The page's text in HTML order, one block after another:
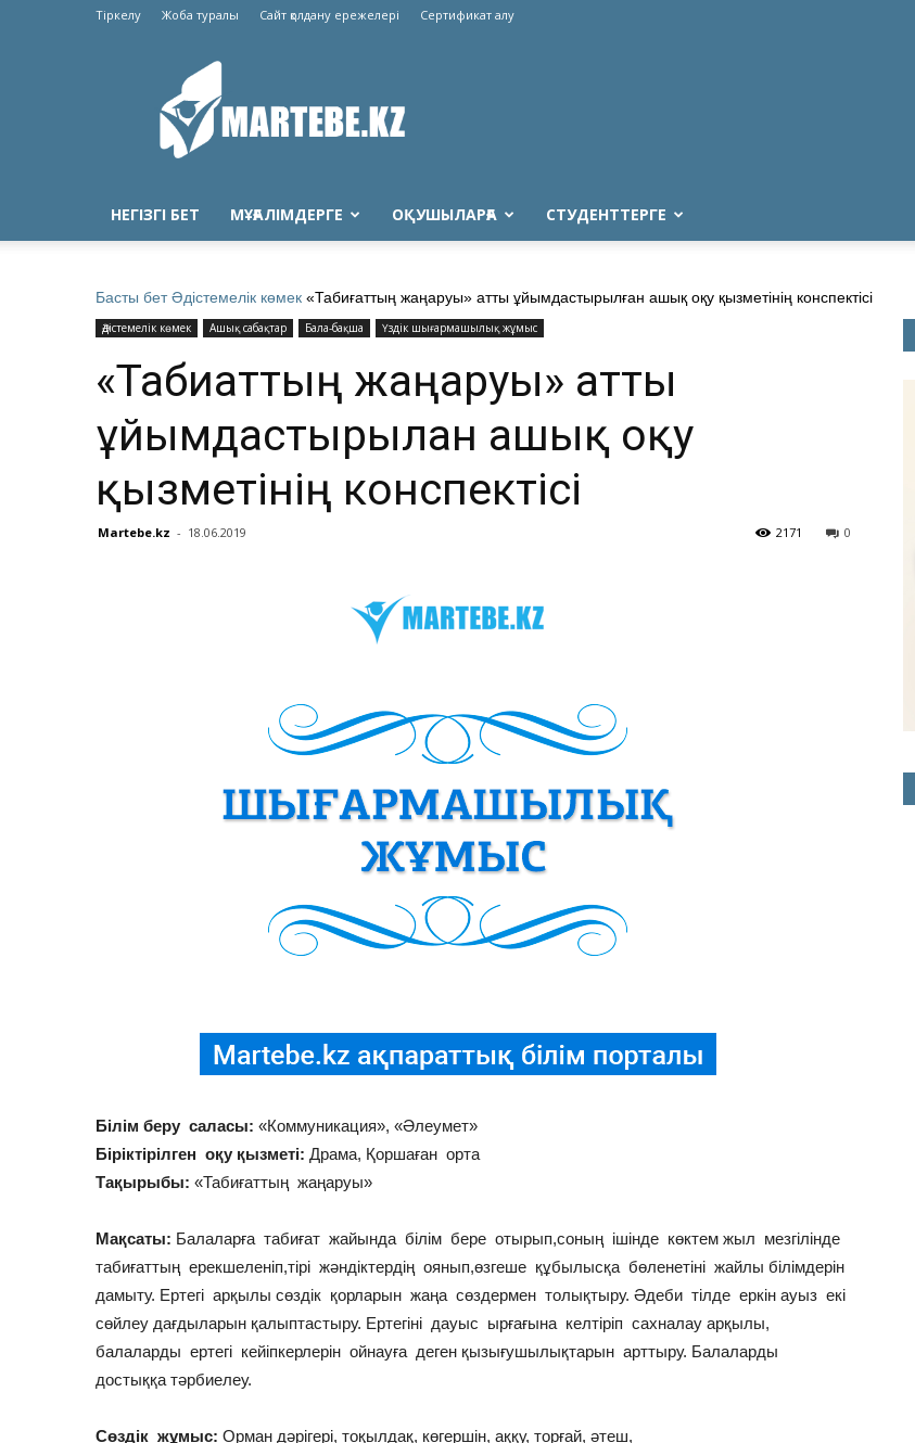
Тіркелу Жоба туралы Сайт қолдану ережелері Сертификат алу
Martebe.kz
білім
сайты
НЕГІЗГІ БЕТ МҰҒАЛІМДЕРГЕ ОҚУШЫЛАРҒА СТУДЕНТТЕРГЕ
Басты бет Әдістемелік көмек «Табиғаттың жаңаруы» атты ұйымдастырылған ашық оқу қызметінің конспектісі
Әдістемелік көмек Ашық сабақтар Бала-бақша Үздік шығармашылық жұмыс
«Табиғаттың жаңаруы» атты
ұйымдастырылған ашық оқу
қызметінің конспектісі
Martebe.kz - 18.06.2019 0
2171
Білім беру саласы: «Коммуникация», «Әлеумет»
Біріктірілген оқу қызметі: Драма, Қоршаған орта
Тақырыбы: «Табиғаттың жаңаруы»
Мақсаты: Балаларға табиғат жайында білім бере отырып,соның ішінде көктем жыл мезгілінде
табиғаттың ерекшеленіп,тірі жәндіктердің оянып,өзгеше құбылысқа бөленетіні жайлы білімдерін
дамыту. Ертегі арқылы сөздік қорларын жаңа сөздермен толықтыру. Әдеби тілде еркін ауыз екі
сөйлеу дағдыларын қалыптастыру. Ертегіні дауыс ырғағына келтіріп сахналау арқылы,
балаларды ертегі кейіпкерлерін ойнауға деген қызығушылықтарын арттыру. Балаларды
достыққа тәрбиелеу.
Сөздік жұмыс: Орман дәрігері, тоқылдақ, көгершін, аққу, торғай, әтеш,